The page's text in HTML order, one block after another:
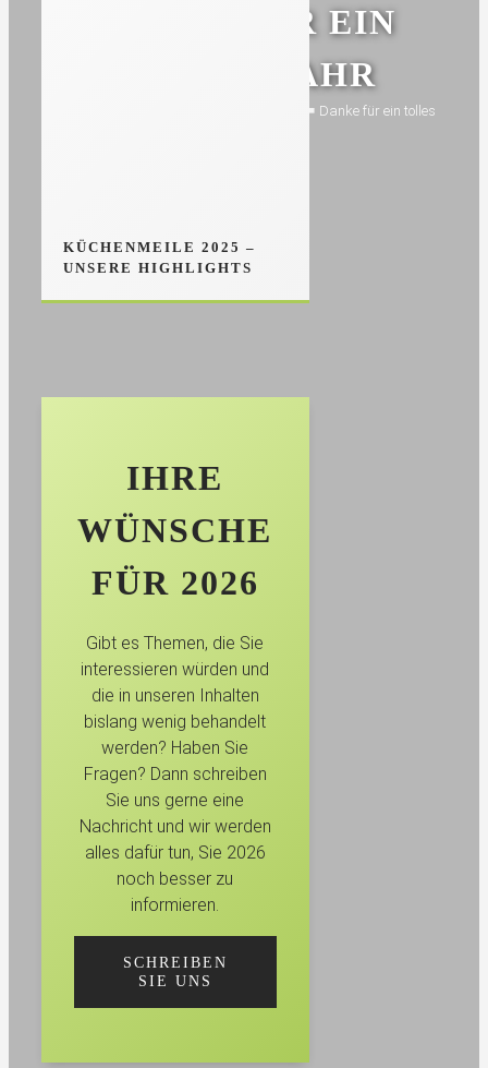
DANKE FÜR EIN
TOLLES JAHR
￭ Danke für ein tolles
KÜCHENMEILE 2025 –
UNSERE HIGHLIGHTS
IHRE
WÜNSCHE
FÜR 2026
Gibt es Themen, die Sie
interessieren würden und
die in unseren Inhalten
bislang wenig behandelt
werden? Haben Sie
Fragen? Dann schreiben
Sie uns gerne eine
Nachricht und wir werden
alles dafür tun, Sie 2026
noch besser zu
informieren.
SCHREIBEN
SIE UNS